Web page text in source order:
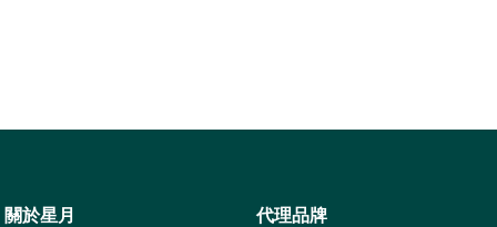
關於星月 代理品牌